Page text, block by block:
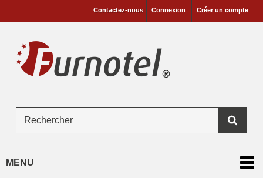
Créer un compte
Connexion
Contactez-nous
MENU